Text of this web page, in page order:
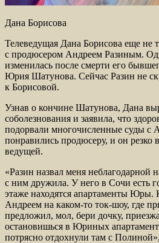
Дана Борисова
Телеведущая Дана Борисова еще не
с продюсером Андреем Разиным.
изменилась после смерти его
Юрия Шатунова. Сейчас Разин не
к Борисовой.
Узнав о кончине Шатунова, Дана
соболезнования и заявила, что
подорвали многочисленные суды с
понравились продюсеру, и он резко
ведущей.
«Разин назвал меня неблагодарной
с ним дружила. У него в Сочи есть
этаже находятся апартаменты Юры.
Андреем на каком-то ток-шоу, где
предложил, мол, бери дочку,
остановишься в Юриных
потрясно отдохнули там с